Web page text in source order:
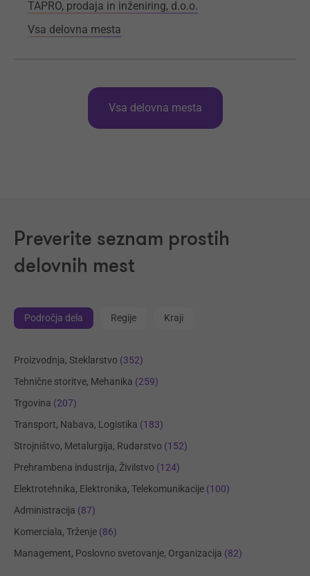
TAPRO, prodaja in inženiring, d.o.o.
Vsa delovna mesta
Vsa delovna mesta
Preverite seznam prostih
delovnih mest
Področja dela Regije Kraji
Proizvodnja, Steklarstvo (352)
Tehnične storitve, Mehanika (259)
Trgovina (207)
Transport, Nabava, Logistika (183)
Strojništvo, Metalurgija, Rudarstvo (152)
Prehrambena industrija, Živilstvo (124)
Elektrotehnika, Elektronika, Telekomunikacije (100)
Administracija (87)
Komerciala, Trženje (86)
Management, Poslovno svetovanje, Organizacija (82)